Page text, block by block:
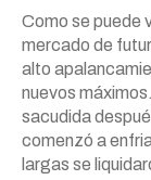
Como se puede
mercado de
alto
nuevos
sacudida
comenzó a
largas se